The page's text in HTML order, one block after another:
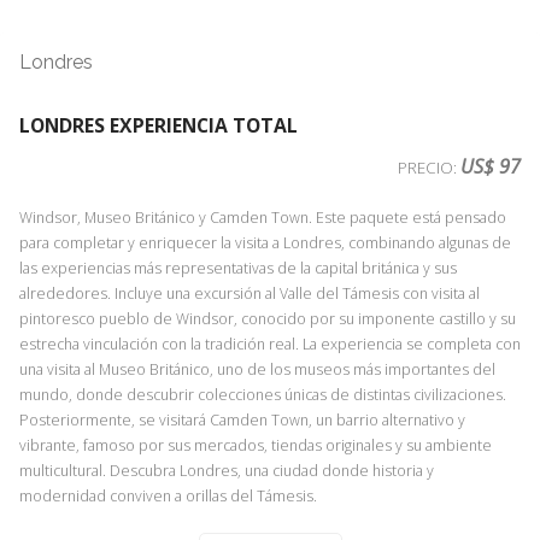
XV y Luis XVI, y es Patrimonio de la Humanidad por la UNESCO. La visita
Servicio Día 2
La forma más completa y extensa de ver París es por supuesto un tour
panorámico en autobús, peropara sentir París hay que caminarla e
incluso navegarla también. La mayoría del fascinante urbanismo de
perspectivas de las avenidas parisinas se debe a la enorme modificación
de finales del siglo XIX. Pero,¿cómo era la París medieval?Para
conocer el entramado de calles de la parte más antigua, la atmosfera en
la que se movían los parisinos por ejemplo durante la revolución
francesa, nos trasladaremos en primer lugar a la famosa orilla izquierda,
la Rive Gauche, al icónico Barrio Latinodonde se conserva todavía
el antiguo trazado medieval. Empezaremos frente a la prestigiosa
Universidad de la Sorbona, yacompañados por nuestro experto
Londres
LONDRES EXPERIENCIA TOTAL
PRECIO: US$ 97
Windsor, Museo Británico y Camden Town. Este paquete está pensado
para completar y enriquecer la visita a Londres, combinando algunas de
las experiencias más representativas de la capital británica y sus
alrededores. Incluye una excursión al Valle del Támesis con visita al
pintoresco pueblo de Windsor, conocido por su imponente castillo y su
estrecha vinculación con la tradición real. La experiencia se completa con
una visita al Museo Británico, uno de los museos más importantes del
mundo, donde descubrir colecciones únicas de distintas civilizaciones.
Posteriormente, se visitará Camden Town, un barrio alternativo y
vibrante, famoso por sus mercados, tiendas originales y su ambiente
multicultural. Descubra Londres, una ciudad donde historia y
modernidad conviven a orillas del Támesis.